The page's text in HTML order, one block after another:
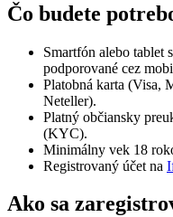
Čo budete
Smartfón alebo tablet
podporované cez
Platobná karta (Visa,
Neteller).
Platný občiansky
(KYC).
Minimálny vek 18
Registrovaný účet na
Ako sa